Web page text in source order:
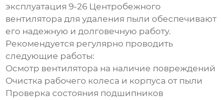
эксплуатация9-26 Центробежного
вентилятора для удаления пыли обеспечивают
его надежную и долговечную работу.
Рекомендуется регулярно проводить
следующие работы:
Осмотр вентилятора на наличие повреждений
Очистка рабочего колеса и корпуса от пыли
Проверка состояния подшипников